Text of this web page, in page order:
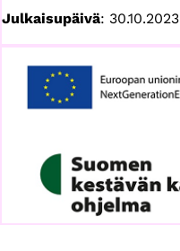
Julkaisupäivä: 30.10.2023